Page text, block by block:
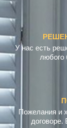
У нас есть
любого
Пожелания и
договоре.